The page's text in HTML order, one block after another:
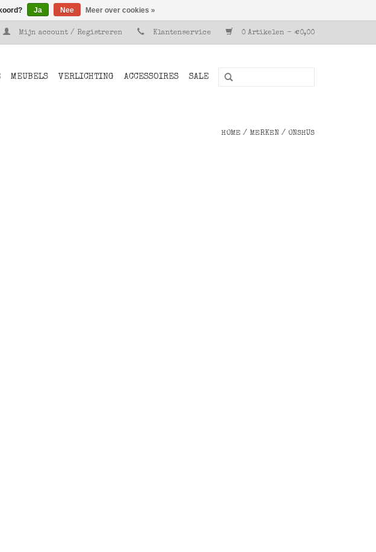
Mijn account / Registreren Klantenservice 0 Artikelen - €0,00
MEUBELS VERLICHTING ACCESSOIRES SALE
HOME / MERKEN / ONSHUS
Ja Nee Meer over cookies »